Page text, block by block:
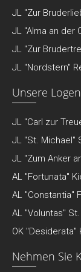
JL "Zur
JL "Alma an der
JL "Zur
JL "Nordstern"
Unsere Logen
JL "Carl zur
JL "St. Michael"
JL "Zum Anker
AL "Fortunata"
AL "Constantia"
AL "Voluntas"
OK "Desiderata"
Nehmen Sie